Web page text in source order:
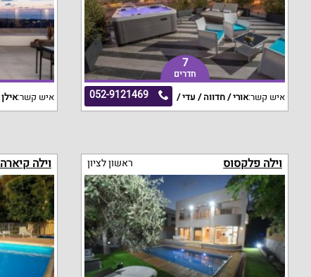
7
חדרים
052-9121469 איש קשר:אורי / חדווה / עדי / איש קשר:אילן
וילה פלקסוס ראשון לציון וילה קיארה